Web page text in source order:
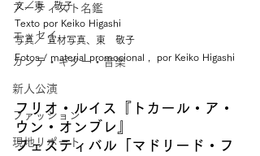
アーティスト名鑑
エッセイ
カンテ・ギター・音楽
新人公演
ファッション
現地リポート
文／東　敬子
Texto por Keiko Higashi
写真／ 宣材写真、東　敬子
Fotos / material promocional ,  por Keiko Higashi
フリオ・ルイス『トカール・ア・
ウン・オンブレ』
フェスティバル「マドリード・フ